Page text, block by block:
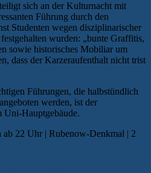
sich an der Kulturnacht mit
Führung durch den
Studenten wegen disziplinarischer
wurden: „bunte Graffitis,
sowie historisches Mobiliar um
dass der Karzeraufenthalt nicht trist
Führungen, die halbstündlich
werden, ist der
Uni-Hauptgebäude.
ab 22 Uhr | Rubenow-Denkmal | 2